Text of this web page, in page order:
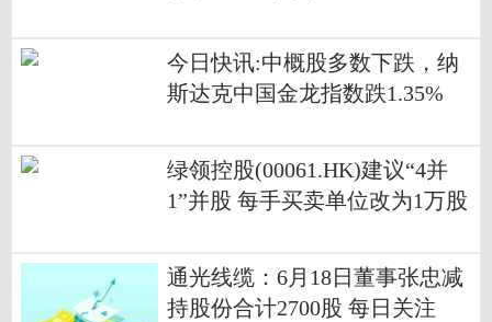
今日快讯:中概股多数下跌，纳
斯达克中国金龙指数跌1.35%
绿领控股(00061.HK)建议“4并
1”并股 每手买卖单位改为1万股
通光线缆：6月18日董事张忠减
持股份合计2700股 每日关注